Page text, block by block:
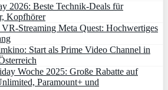
2026: Beste Technik-Deals für
Kopfhörer
Meta Quest: Hochwertiges
Start als Prime Video Channel in
Woche 2025: Große Rabatte auf
Paramount+ und